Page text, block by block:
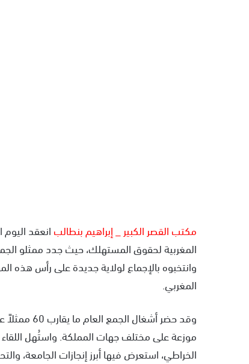
مكتب القصر الكبير _ إبراهيم بنطالب
المغربية لحقوق المستهلك، حيث جدد ممثلو
وانتخبوه بالإجماع لولاية جديدة على رأس
المغربي.
موزعة على مختلف جهات المملكة. واستُهل اللقاء
الخراطي، استعرض فيها أبرز إنجازات الجامعة،